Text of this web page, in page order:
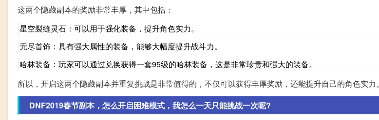
这两个隐藏副本的奖励非常丰厚，其中包括：
星空裂缝灵石：可以用于强化装备，提升角色实力。
无尽首饰：具有强大属性的装备，能够大幅度提升战斗力。
哈林装备：玩家可以通过兑换获得一套95级的哈林装备，这是非常珍贵和强大的装备。
所以，开启这两个隐藏副本并重复挑战是非常值得的，不仅可以获得丰厚奖励，还能提升自己的角色实力。
DNF2019春节副本，怎么开启困难模式，我怎么一天只能挑战一次呢?